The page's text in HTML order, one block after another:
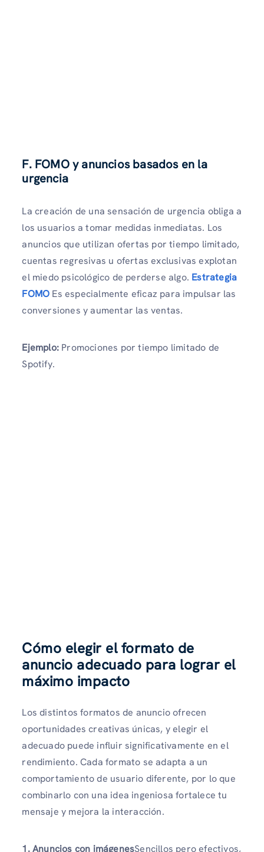
F. FOMO y anuncios basados ​​en la
urgencia
La creación de una sensación de urgencia obliga a
los usuarios a tomar medidas inmediatas. Los
anuncios que utilizan ofertas por tiempo limitado,
cuentas regresivas u ofertas exclusivas explotan
el miedo psicológico de perderse algo. Estrategia
FOMO Es especialmente eficaz para impulsar las
conversiones y aumentar las ventas.
Ejemplo: Promociones por tiempo limitado de
Spotify.
Cómo elegir el formato de
anuncio adecuado para lograr el
máximo impacto
Los distintos formatos de anuncio ofrecen
oportunidades creativas únicas, y elegir el
adecuado puede influir significativamente en el
rendimiento. Cada formato se adapta a un
comportamiento de usuario diferente, por lo que
combinarlo con una idea ingeniosa fortalece tu
mensaje y mejora la interacción.
1. Anuncios con imágenesSencillos pero efectivos,